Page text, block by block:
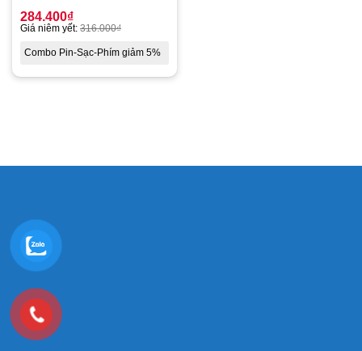
284.400₫
Giá niêm yết: 316.000₫
Combo Pin-Sạc-Phím giảm 5%